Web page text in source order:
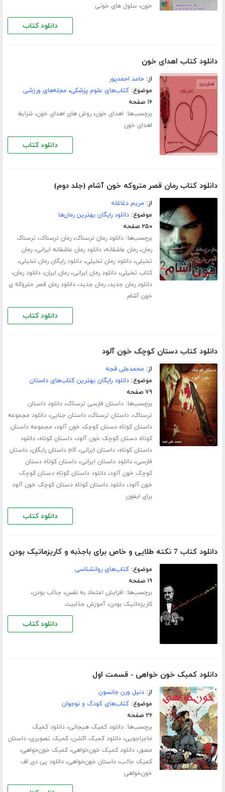
خون، سلول های خونی
دانلود کتاب
دانلود کتاب اهدای خون
از:حامد احمدپور
موضوع:کتاب‌های علوم پزشکی، مجله‌های ورزشی
۱۶ صفحه
برچسب‌ها: اهدای خون،روش های اهدای خون،شرایط
اهدای خون
دانلود کتاب
دانلود کتاب رمان قصر متروکه خون آشام (جلد دوم)
از: مریم دغاغله
موضوع:دانلود رایگان بهترین رمان‌ها
۲۵۰ صفحه
برچسب‌ها:دانلود رمان ترسناک،رمان ترسناک، ترسناک
رمان،رمان عاشقانه،دانلود رمان عاشقانه ایرانی،رمان
تخیلی،دانلود رمان تخیلی،دانلود رایگان رمان تخیلی،
کتاب تخیلی،دانلود رمان ایرانی،رمان ایران،دانلود رمان،
دانلود رمان جدید،رمان جدید،دانلود رمان قصر متروکه ی
خون آشام
دانلود کتاب
دانلود کتاب دستان کوچک خون آلود
از: محمدعلی قجه
موضوع:دانلود رایگان بهترین کتاب‌های داستان
۷۹ صفحه
برچسب‌ها:داستان فارسی ترسناک،دانلود داستان
ترسناک،داستان ترسناک،داستان جنایی،دانلود مجموعه
داستان کوتاه دستان کوچک خون آلود، مجموعه داستان
کوتاه دستان کوچک خون آلود،داستان کوتاه،دانلود
داستان کوتاه،داستان ایرانی،pdf داستان رایگان ،داستان
فارسی،دانلود داستان ایرانی،داستان کوتاه دستان
کوچک خون آلود،دانلود داستان کوتاه دستان کوچک
خون آلود،دانلود داستان کوتاه دستان کوچک خون آلود
برای ایفون
دانلود کتاب
دانلود کتاب 7 نکته طلایی و خاص برای باجذبه و کاریزماتیک بودن
موضوع:کتاب‌های روانشناسی
۱۹ صفحه
برچسب‌ها: افزایش اعتماد به نفس، جذاب بودن،
کاریزماتیک بودن،آموزش جذابیت
دانلود کتاب
دانلود کمیک خون خواهی - قسمت اول
از:دنیل ورن جانسون
موضوع:کتاب‌های کودک و نوجوان
۲۶ صفحه
برچسب‌ها:دانلود کمیک هیجانی،دانلود کمیک
ماجراجویی،دانلود کمیک اکشن،کمیک تصویری،داستان
مصور،دانلود کمیک خون‌خواهی،کمیک خون‌خواهی،
کمیک جالب،داستان خون‌خواهی،دانلود پی دی اف
خون‌خواهی